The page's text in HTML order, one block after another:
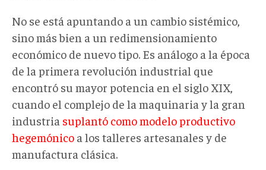
No se está apuntando a un cambio sistémico,
sino más bien a un redimensionamiento
económico de nuevo tipo. Es análogo a la época
de la primera revolución industrial que
encontró su mayor potencia en el siglo XIX,
cuando el complejo de la maquinaria y la gran
industria suplantó como modelo productivo
hegemónico a los talleres artesanales y de
manufactura clásica.